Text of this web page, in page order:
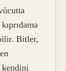
Bitler,